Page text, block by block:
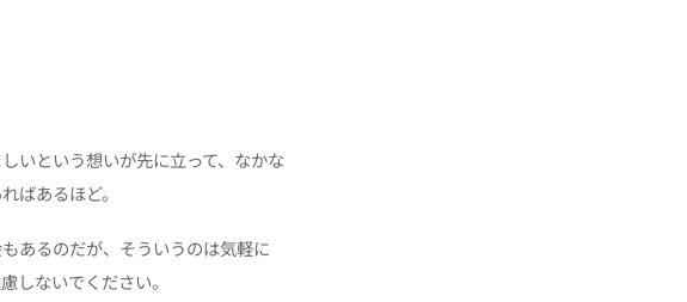
いという想いが先に立って、なかな
ばあるほど。
あるのだが、そういうのは気軽に
しないでください。